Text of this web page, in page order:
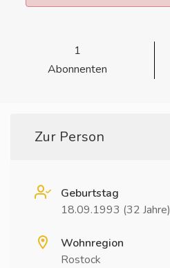
1
Abonnenten
Zur Person
Geburtstag
18.09.1993 (32 Jahre)
Wohnregion
Rostock